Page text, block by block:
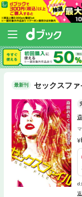
最新刊 セックスファ
d